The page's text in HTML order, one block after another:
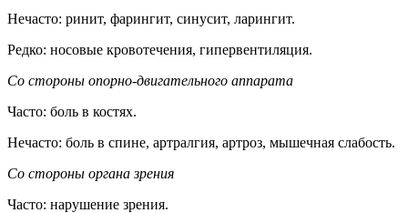
Нечасто: ринит, фарингит, синусит, ларингит.
Редко: носовые кровотечения, гипервентиляция.
Со стороны опорно-двигательного аппарата
Часто: боль в костях.
Нечасто: боль в спине, артралгия, артроз, мышечная слабость.
Со стороны органа зрения
Часто: нарушение зрения.